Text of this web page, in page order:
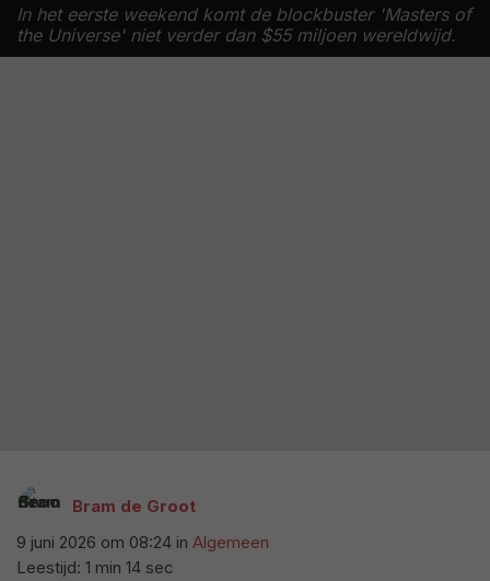
In het eerste weekend komt de blockbuster 'Masters of
the Universe' niet verder dan $55 miljoen wereldwijd.
Bram de Groot
9 juni 2026 om 08:24 in Algemeen
Leestijd: 1 min 14 sec